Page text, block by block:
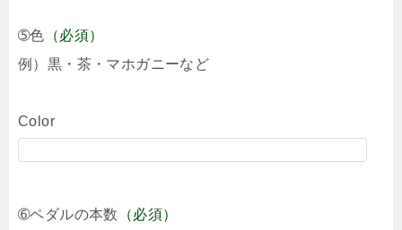
➄色 （必須）
例）黒・茶・マホガニーなど
Color
➅ペダルの本数
（必須）